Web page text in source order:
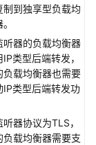
制到独享型负载均
听器的负载均衡器
IP类型后端转发，
负载均衡器也需要
IP类型后端转发功
听器协议为TLS，
负载均衡器需要支